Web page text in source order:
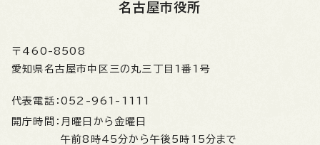
名古屋市役所
〒460-8508
愛知県名古屋市中区三の丸三丁目1番1号
代表電話： 052-961-1111
開庁時間： 月曜日から金曜日
午前8時45分から午後5時15分まで